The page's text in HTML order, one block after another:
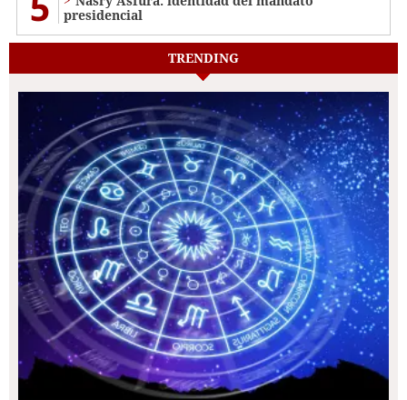
presidencial
TRENDING